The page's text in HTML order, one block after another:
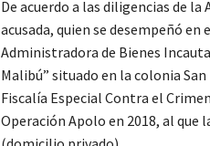
De acuerdo a las diligencias de
acusada, quien se desempeñó
Administradora de Bienes
Malibú” situado en la colonia
Fiscalía Especial Contra el
Operación Apolo en 2018, al que